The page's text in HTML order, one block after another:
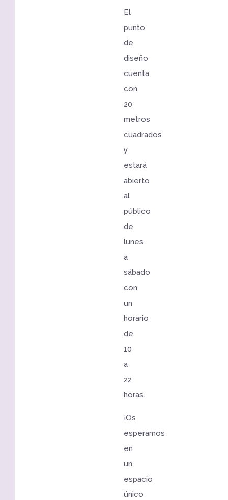
El
punto
de
diseño
cuenta
con
20
metros
cuadrados
y
estará
abierto
al
público
de
lunes
a
sábado
con
un
horario
de
10
a
22
horas.
¡Os
esperamos
en
un
espacio
único